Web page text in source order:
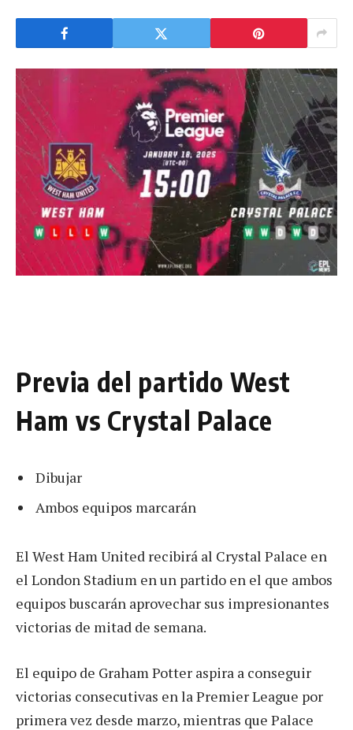
Previa del partido West
Ham vs Crystal Palace
Dibujar
Ambos equipos marcarán
El West Ham United recibirá al Crystal Palace en
el London Stadium en un partido en el que ambos
equipos buscarán aprovechar sus impresionantes
victorias de mitad de semana.
El equipo de Graham Potter aspira a conseguir
victorias consecutivas en la Premier League por
primera vez desde marzo, mientras que Palace